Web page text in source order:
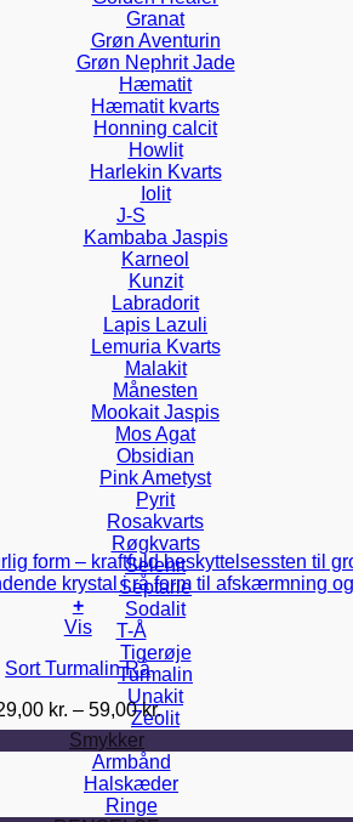
Granat
Grøn Aventurin
Grøn Nephrit Jade
Hæmatit
Hæmatit kvarts
Honning calcit
Howlit
Harlekin Kvarts
Iolit
J-S
Kambaba Jaspis
Karneol
Kunzit
Labradorit
Lapis Lazuli
Lemuria Kvarts
Malakit
Månesten
Mookait Jaspis
Mos Agat
Obsidian
Pink Ametyst
Pyrit
Rosakvarts
Røgkvarts
Selenit
Septarie
Sodalit
T-Å
Tigerøje
Turmalin
Unakit
Zeolit
Smykker
Armbånd
Halskæder
Ringe
+
Dette
har
varianter.
Mulighederne
kan
vælges
Vis
Sort Turmalin Rå
kr. – 59,00kr.Prisinterval:
29,00 kr.
til
59,00 kr.